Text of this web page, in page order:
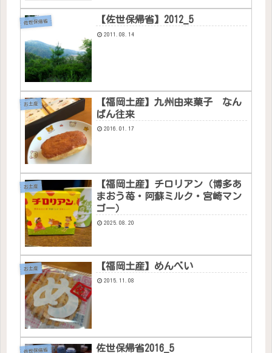
佐世保帰省 【佐世保帰省】2012_5
2011.08.14
お土産
【福岡土産】九州由来菓子 なん
ばん往来
2016.01.17
お土産
【福岡土産】チロリアン（博多あ
まおう苺・阿蘇ミルク・宮崎マン
ゴー）
2025.08.20
お土産 【福岡土産】めんべい
2015.11.08
佐世保帰省 佐世保帰省2016_5